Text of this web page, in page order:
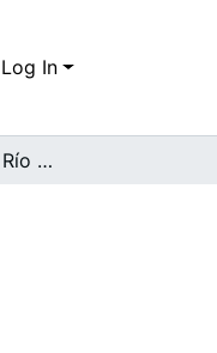
Log In
Paseo de familia al Río Catarina, Ansermanuevo